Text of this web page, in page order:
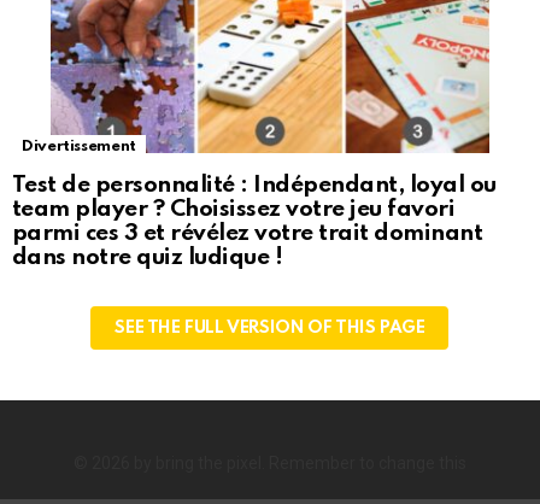
Divertissement
Test de personnalité : Indépendant, loyal ou
team player ? Choisissez votre jeu favori
parmi ces 3 et révélez votre trait dominant
dans notre quiz ludique !
SEE THE FULL VERSION OF THIS PAGE